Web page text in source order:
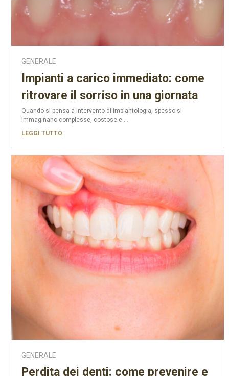
GENERALE
Impianti a carico immediato: come
ritrovare il sorriso in una giornata
Quando si pensa a intervento di implantologia, spesso si
immaginano complesse, costose e ...
LEGGI TUTTO
GENERALE
Perdita dei denti: come prevenire e